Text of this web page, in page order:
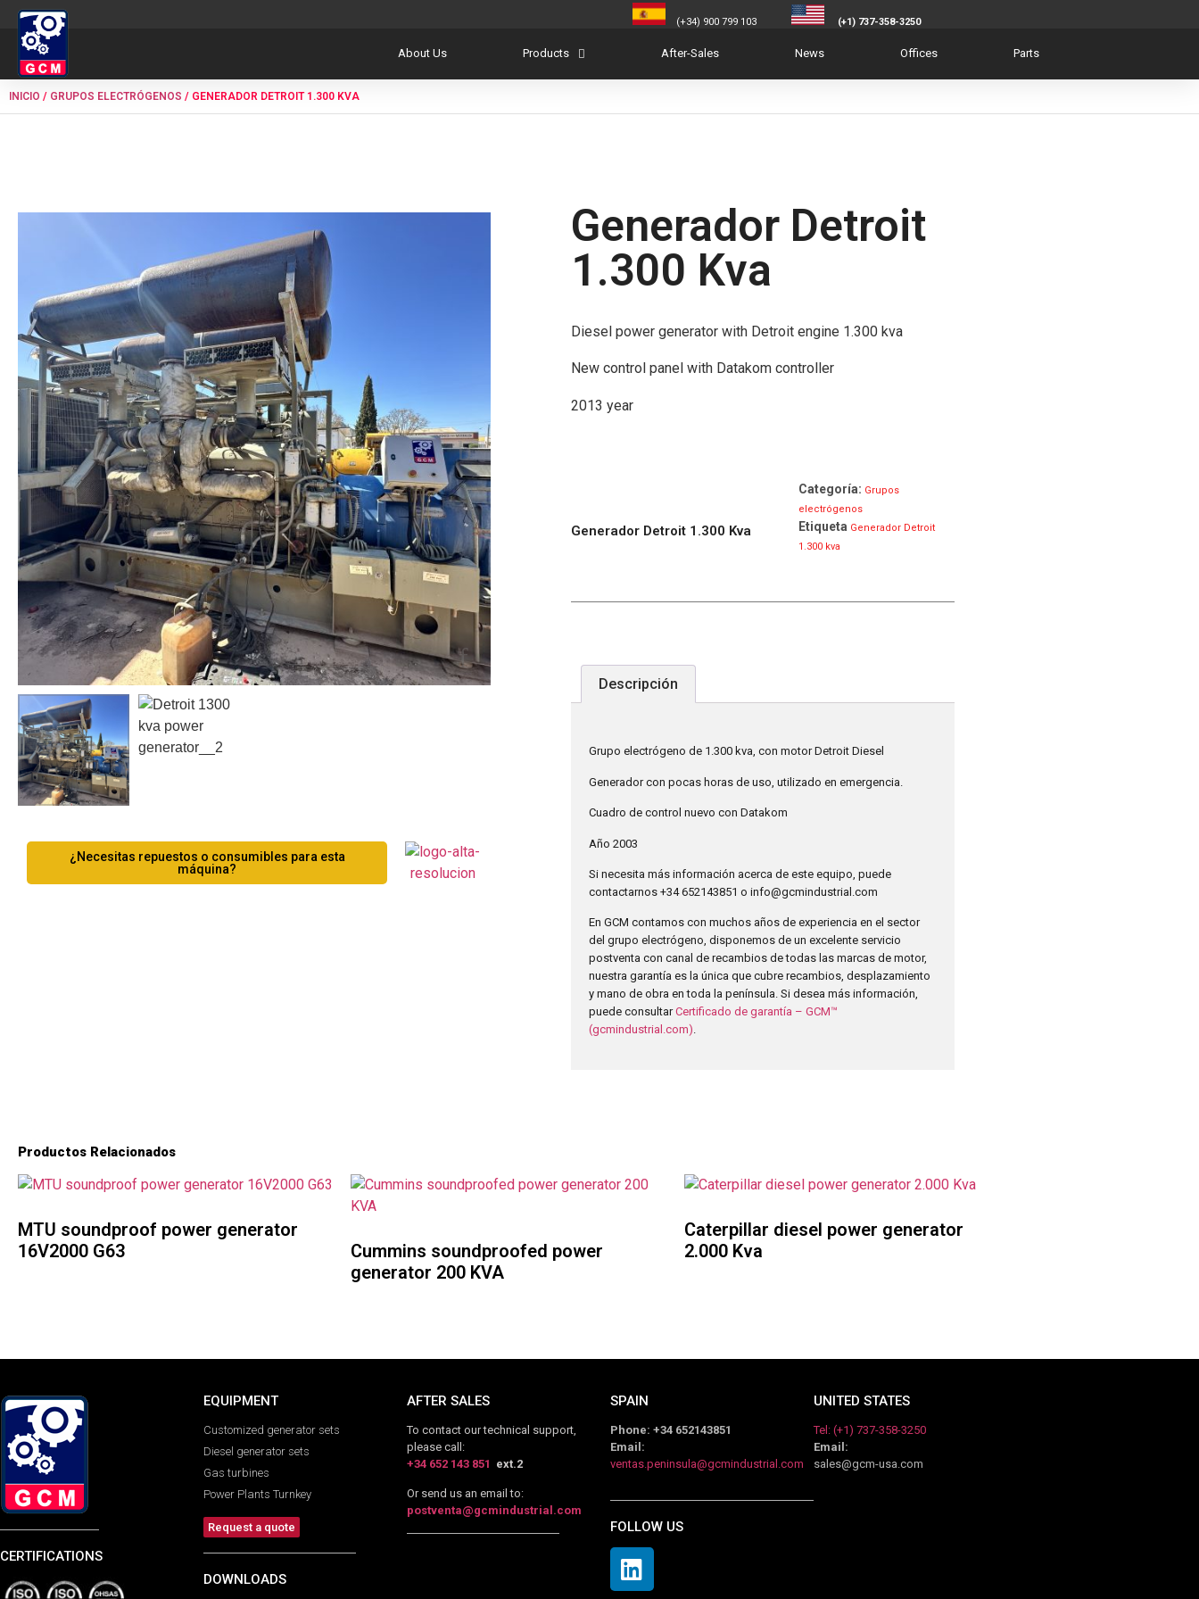
(+34) 900 799 103 (+1) 737-358-3250
About Us Products After-Sales News Offices Parts
INICIO / GRUPOS ELECTRÓGENOS / GENERADOR DETROIT 1.300 KVA
¿Necesitas repuestos o consumibles para esta
máquina?
Generador Detroit
1.300 Kva
Diesel power generator with Detroit engine 1.300 kva
New control panel with Datakom controller
2013 year
Generador Detroit 1.300 Kva
Categoría: Grupos
electrógenos
Etiqueta Generador Detroit
1.300 kva
Descripción
Grupo electrógeno de 1.300 kva, con motor Detroit Diesel
Generador con pocas horas de uso, utilizado en emergencia.
Cuadro de control nuevo con Datakom
Año 2003
Si necesita más información acerca de este equipo, puede
contactarnos +34 652143851 o info@gcmindustrial.com
En GCM contamos con muchos años de experiencia en el sector
del grupo electrógeno, disponemos de un excelente servicio
postventa con canal de recambios de todas las marcas de motor,
nuestra garantía es la única que cubre recambios, desplazamiento
y mano de obra en toda la península. Si desea más información,
puede consultarCertificado de garantía – GCM™
(gcmindustrial.com).
Productos Relacionados
MTU soundproof power generator
16V2000 G63
Cummins soundproofed power
generator 200 KVA
Caterpillar diesel power generator
2.000 Kva
CERTIFICATIONS
EQUIPMENT
Customized generator sets
Diesel generator sets
Gas turbines
Power Plants Turnkey
Request a quote
DOWNLOADS
AFTER SALES
To contact our technical support,
please call:
+34 652 143 851 ext.2
Or send us an email to:
postventa@gcmindustrial.com
SPAIN
Phone: +34 652143851
Email:
ventas.peninsula@gcmindustrial.com
FOLLOW US
UNITED STATES
Tel: (+1) 737-358-3250
Email:
sales@gcm-usa.com